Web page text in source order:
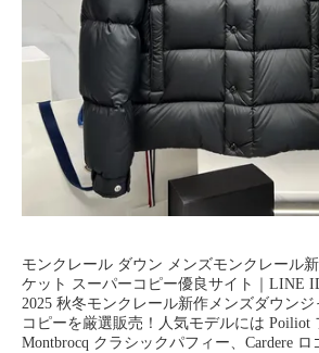
モンクレール ダウン メンズモンクレール
ケット スーパーコピー優良サイト｜LINE
2025 秋冬モンクレール新作メンズダウン
コピーを厳選販売！人気モデルには Poiliot
Montbrocq クラシックパフィー、Cardere